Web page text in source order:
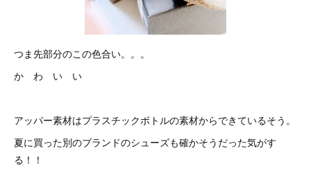
つま先部分のこの色合い。。。
か わ い い
アッパー素材はプラスチックボトルの素材からできているそう。
夏に買った別のブランドのシューズも確かそうだった気がす
る！！